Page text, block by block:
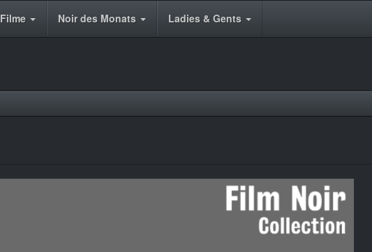
Filme Noir des Monats Ladies & Gents